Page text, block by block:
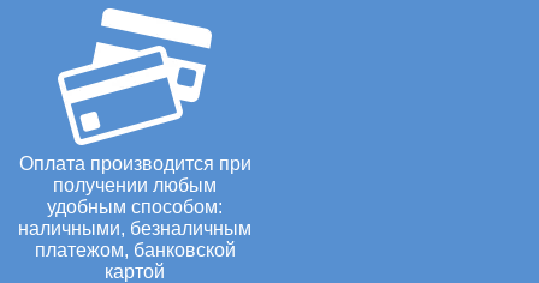
Оплата производится при
получении любым
удобным способом:
наличными, безналичным
платежом, банковской
картой